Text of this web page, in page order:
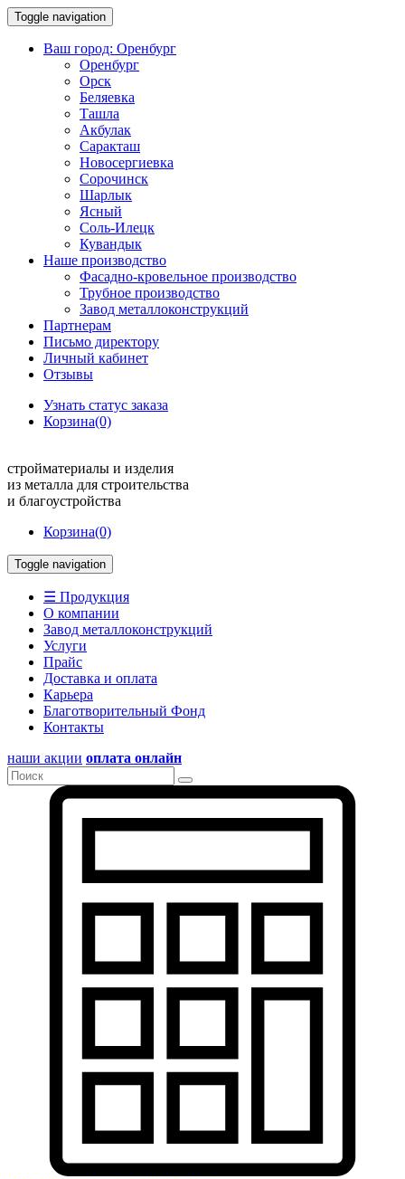
Toggle navigation
Ваш город: Оренбург
Оренбург
Орск
Беляевка
Ташла
Акбулак
Саракташ
Новосергиевка
Сорочинск
Шарлык
Ясный
Соль-Илецк
Кувандык
Наше производство
Фасадно-кровельное производство
Трубное производство
Завод металлоконструкций
Партнерам
Письмо директору
Личный кабинет
Отзывы
Узнать статус заказа
Корзина(0)
стройматериалы и изделия
из металла для строительства
и благоустройства
Корзина(0)
Toggle navigation
☰ Продукция
О компании
Завод металлоконструкций
Услуги
Прайс
Доставка и оплата
Карьера
Благотворительный Фонд
Контакты
наши акции оплата онлайн